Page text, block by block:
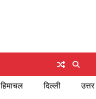
हिमाचल दिल्ली